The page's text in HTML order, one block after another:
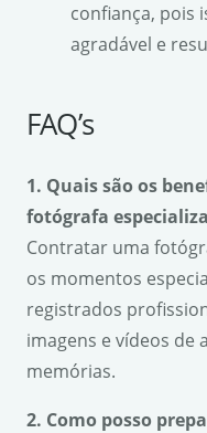
confiança, pois
agradável e
FAQ’s
1. Quais são os
fotógrafa
Contratar uma
os momentos
registrados
imagens e vídeos de
memórias.
2. Como posso